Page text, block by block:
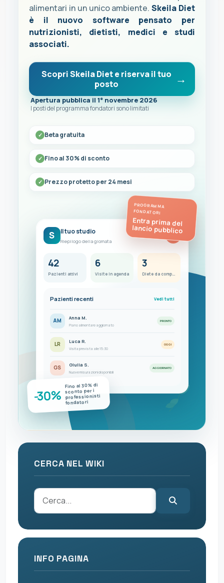
alimentari in un unico ambiente.Skeila Diet
è il nuovo software pensato per
nutrizionisti, dietisti, medici e studi
associati.
Scopri Skeila Diet e riserva il tuo
posto
Apertura pubblica il 1° novembre 2026
I posti del programma fondatori sono limitati
Beta gratuita
Fino al 30% di sconto
Prezzo protetto per 24 mesi
PROGRAMMA
FONDATORI
Entra prima del
lancio pubblico
S Il tuo studio
Riepilogo della giornata
FC
42
Pazienti attivi
6
Visite in agenda
3
Pazienti recenti Vedi tutti
AM Anna M.
Piano alimentare aggiornato
PRONTO
LR Luca R.
Visita prevista alle 15:30
OGGI
GS Giulia S.
Nuove misurazioni disponibili
AGGIORNATO
-30%
Fino al 30% di
sconto per i
professionisti
fondatori
CERCA NEL WIKI
INFO PAGINA